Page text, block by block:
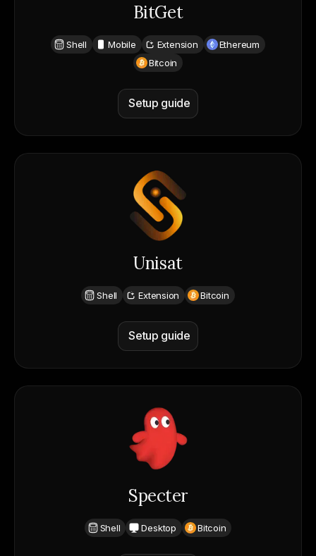
BitGet
Shell Mobile Extension
Ethereum
Bitcoin
Setup guide
Unisat
Shell Extension Bitcoin
Setup guide
Specter
Shell Desktop Bitcoin